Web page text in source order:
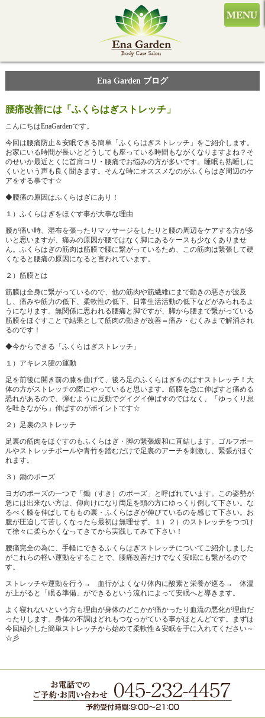
Ena Garden ブログ
腰痛改善には「ふくらはぎストレッチ」
こんにちはEnaGardenです。
今回は腰痛防止＆安眠できる簡単「ふくらはぎストレッチ」をご紹介します。
お家にいる時間が長いとどうしても座っている時間もながくなりますよね？そ
のせいか最近とくに首肩コリ・腰痛でお悩みの方が多いです。睡眠も熟睡しに
くいという声も良く聞きます。そんな時にオススメなのがふくらはぎ周辺のケ
アをする事です☆
◆腰痛の原因はふくらはぎにあり！
１）ふくらはぎをほぐす事が大事な理由
腰が痛い時、湿布を張ったりマッサージをしたりと腰の周辺をケアする方が多
いと思いますが、痛みの原因が腰ではなく脚にあるケースも少なくありませ
ん。ふくらはぎの筋肉は筋膜で腰に繋がっているため、この筋肉は緊張して硬
くなると腰痛の原因になると言われています。
２）筋膜とは
筋膜は全身に繋がっているので、他の筋肉や筋繊維にまで動きの悪さが波及
し、痛みや筋力の低下、柔軟性の低下、日常生活活動の低下などがみられるよ
うになります。無関係に思われる腰痛と脚ですが、脚から腰まで繋がっている
筋膜をほぐすことで結果として筋肉の動きが改善＝痛み・むくみまで解消され
るのです！
◆今からできる「ふくらはぎストレッチ」
１）アキレス腱の運動
足を前後に開き前の膝を曲げて、後ろ足のふくらはぎをのばすストレッチ！大
体の方がストレッチの際にやっていると思います。筋膜を急に伸ばすと痛める
恐れがあるので、弾むように反動でグイグイ伸ばすのではなく、「ゆっくり息
を吐きながら」伸ばすのがポイントです☆
２）足裏のストレッチ
足裏の筋肉をほぐすのもふくらはぎ・脚の緊張緩和に直結します。ゴルフボー
ルやストレッチポールや青竹を踏むだけで足裏のアーチを刺激し、緊張がほぐ
れます。
３）鋤のポーズ
ヨガのポーズの一つで「鋤（すき）のポーズ」と呼ばれています。この姿勢が
急には出来ない方は、仰向けになり両足を頭の方にゆっくり倒して下さい。な
るべく膝を伸ばしてももの裏・ふくらはぎが伸びているのを感じて下さい。お
腹が圧迫して苦しくなったら最初は無理せず、１）２）のストレッチをつづけ
て徐々に柔らかくなってきてから実践してみて下さい！
腰痛完全の為に、手軽にできるふくらはぎストレッチについてご紹介しました
がこれらの軽い運動をすることで、腰痛改善だけでなく安眠にも繋がるので
す。
ストレッチや運動を行う→ 血行がよくなり体内に酸素と栄養が巡る→ 体温
が上がると「眠る準備」ができるという流れによって安眠へと導きます。
よく寝れないという方も理由が身体のどこかが痛かったり血流の悪化が理由だ
ったりします。身体の不調はどれもつなっがている事がほとんどです。まずは
今回紹介した簡単ストレッチから始めて柔軟性＆安眠を手に入れてください～
☆彡